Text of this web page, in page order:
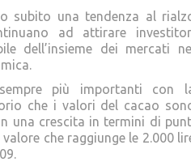
subito una tendenza al
ad attirare
dell’insieme dei mercati
più importanti con
che i valori del cacao
una crescita in termini di
che raggiunge le 2.000